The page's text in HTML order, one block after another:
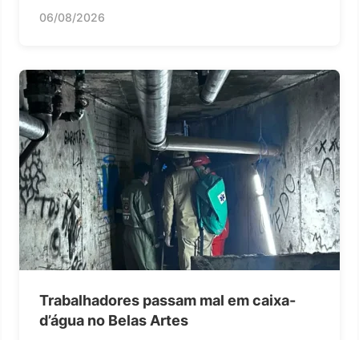
06/08/2026
Trabalhadores passam mal em caixa-
d’água no Belas Artes